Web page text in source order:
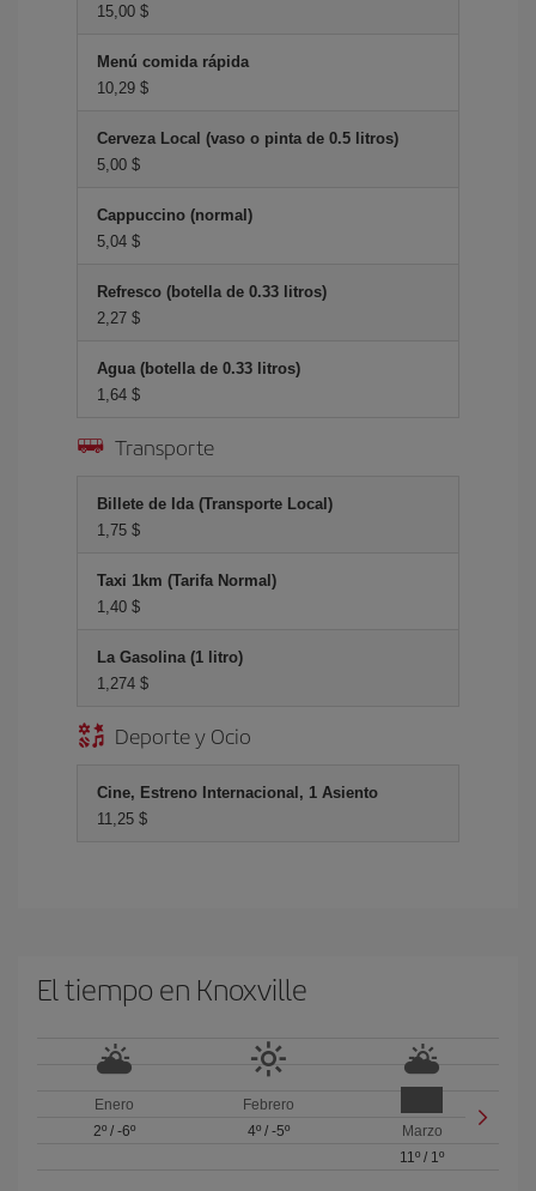
15,00 $
Menú comida rápida
10,29 $
Cerveza Local (vaso o pinta de 0.5 litros)
5,00 $
Cappuccino (normal)
5,04 $
Refresco (botella de 0.33 litros)
2,27 $
Agua (botella de 0.33 litros)
1,64 $
Transporte
Billete de Ida (Transporte Local)
1,75 $
Taxi 1km (Tarifa Normal)
1,40 $
La Gasolina (1 litro)
1,274 $
Deporte y Ocio
Cine, Estreno Internacional, 1 Asiento
11,25 $
El tiempo en Knoxville
Enero
2º/ -6º
Febrero
4º/ -5º
Marzo
11º / 1º